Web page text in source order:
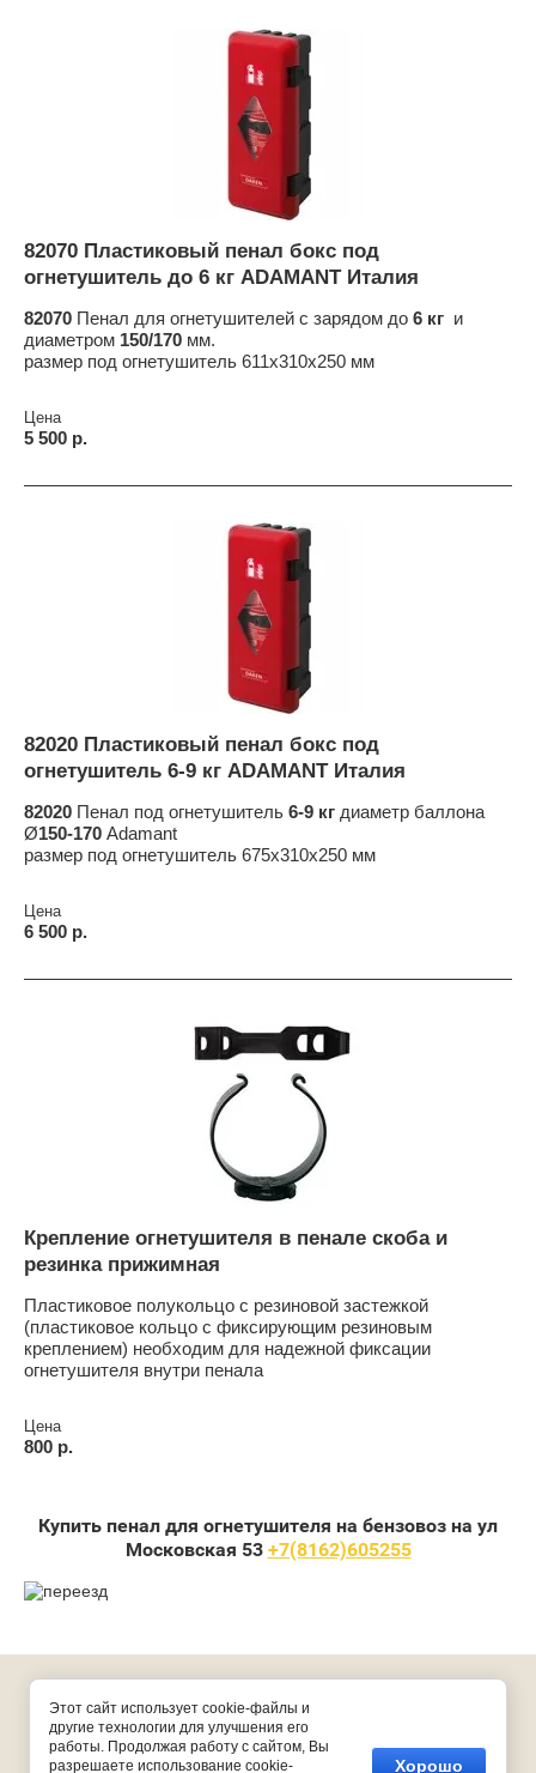
82070 Пластиковый пенал бокс под
огнетушитель до 6 кг ADAMANT Италия
82070 Пенал для огнетушителей с зарядом до 6 кг и
диаметром 150/170 мм.
размер под огнетушитель 611x310x250 мм
Цена
5 500 р.
82020 Пластиковый пенал бокс под
огнетушитель 6-9 кг ADAMANT Италия
82020 Пенал под огнетушитель 6-9 кг диаметр баллона
Ø150-170 Adamant
размер под огнетушитель 675x310x250 мм
Цена
6 500 р.
Крепление огнетушителя в пенале скоба и
резинка прижимная
Пластиковое полукольцо с резиновой застежкой
(пластиковое кольцо с фиксирующим резиновым
креплением) необходим для надежной фиксации
огнетушителя внутри пенала
Цена
800 р.
Купить пенал для огнетушителя на бензовоз на ул
Московская 53 +7(8162)605255
Мегагрупп.ру
Этот сайт использует cookie-файлы и
другие технологии для улучшения его
работы. Продолжая работу с сайтом, Вы
разрешаете использование cookie-
Хорошо